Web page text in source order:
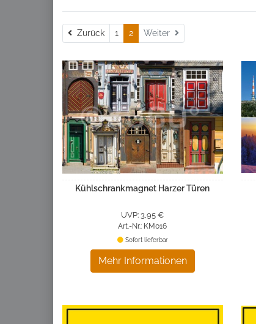
ZurückZurück
1 2 Weiter
Kühlschrankmagnet Harzer Türen
UVP: 3,95 €
Art.-Nr.: KM016
Mehr Informationen
Sofort lieferbar